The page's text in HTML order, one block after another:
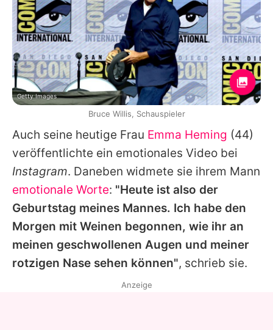
Auch seine heutige Frau Emma Heming (44)
veröffentlichte ein emotionales Video bei
Instagram. Daneben widmete sie ihrem Mann
emotionale Worte: "Heute ist also der
Geburtstag meines Mannes. Ich habe den
Morgen mit Weinen begonnen, wie ihr an
meinen geschwollenen Augen und meiner
rotzigen Nase sehen können", schrieb sie.
Getty Images
Bruce Willis, Schauspieler
Anzeige